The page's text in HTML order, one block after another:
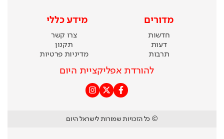
מדורים
חדשות
דעות
תרבות
מידע כללי
צרו קשר
תקנון
מדיניות פרטיות
להורדת אפליקציית היום
© כל הזכויות שמורות לישראל היום